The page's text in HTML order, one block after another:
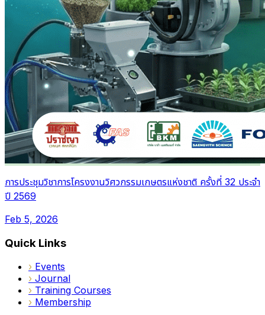
การประชุมวิชาการโครงงานวิศวกรรมเกษตรแห่งชาติ ครั้งที่ 32 ประจำ
ปี 2569
Feb 5, 2026
Quick Links
› Events
› Journal
› Training Courses
› Membership